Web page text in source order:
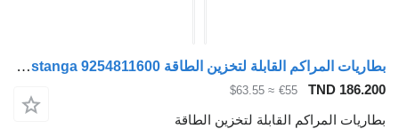
بطاريات المراكم القابلة لتخزين الطاقة Cilindru receptor axa spate stanga 9254811600 لـ السيارات القاطرة DAF XF
TND 186.200
€55
≈ $63.55
بطاريات المراكم القابلة لتخزين الطاقة